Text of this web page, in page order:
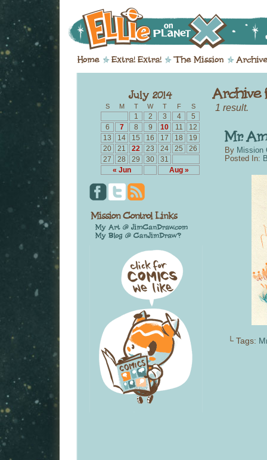
S M T W T F S
« Jun Aug »
1 2 3 4
5
6
7 8 9 10 11
12
13
14 15 16 17 18
19
20
21 22 23 24 25
26
27
28 29 30 31
1 result.
By Mission
Posted In:
└ Tags: